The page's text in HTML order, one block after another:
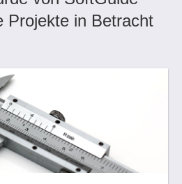
Projekte in Betracht